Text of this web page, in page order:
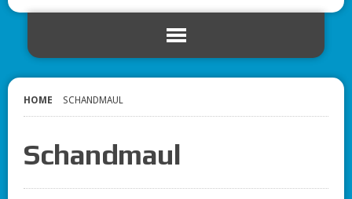
HOME SCHANDMAUL
Schandmaul